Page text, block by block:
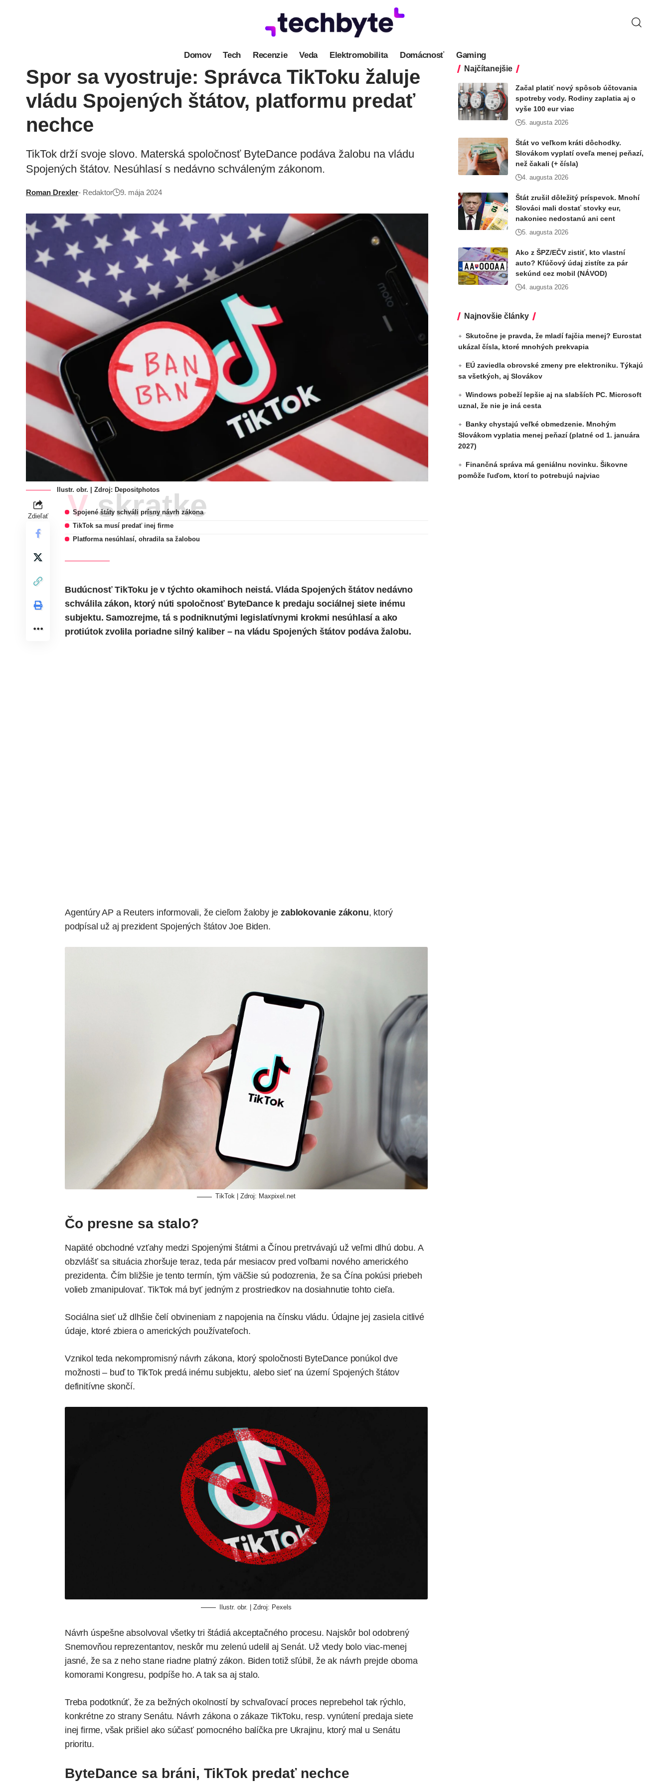
Domov Tech Recenzie Veda Elektromobilita Domácnosť Gaming
Spor sa vyostruje: Správca TikToku žaluje
vládu Spojených štátov, platformu predať
nechce
TikTok drží svoje slovo. Materská spoločnosť ByteDance podáva žalobu na vládu
Spojených štátov. Nesúhlasí s nedávno schváleným zákonom.
Roman Drexler- Redaktor 9. mája 2024
Ilustr. obr. | Zdroj: Depositphotos
Zdieľať V skratke
Spojené štáty schváli prísny návrh zákona
TikTok sa musí predať inej firme
Platforma nesúhlasí, ohradila sa žalobou
Budúcnosť TikToku je v týchto okamihoch neistá. Vláda Spojených štátov nedávno
schválila zákon, ktorý núti spoločnosť ByteDance k predaju sociálnej siete inému
subjektu. Samozrejme, tá s podniknutými legislatívnymi krokmi nesúhlasí a ako
protiútok zvolila poriadne silný kaliber – na vládu Spojených štátov podáva žalobu.
Agentúry AP a Reuters informovali, že cieľom žaloby jezablokovanie zákonu, ktorý
podpísal už aj prezident Spojených štátov Joe Biden.
TikTok | Zdroj: Maxpixel.net
Čo presne sa stalo?
Napäté obchodné vzťahy medzi Spojenými štátmi a Čínou pretrvávajú už veľmi dlhú dobu. A
obzvlášť sa situácia zhoršuje teraz, teda pár mesiacov pred voľbami nového amerického
prezidenta. Čím bližšie je tento termín, tým väčšie sú podozrenia, že sa Čína pokúsi priebeh
volieb zmanipulovať. TikTok má byť jedným z prostriedkov na dosiahnutie tohto cieľa.
Sociálna sieť už dlhšie čelí obvineniam z napojenia na čínsku vládu. Údajne jej zasiela citlivé
údaje, ktoré zbiera o amerických používateľoch.
Vznikol teda nekompromisný návrh zákona, ktorý spoločnosti ByteDance ponúkol dve
možnosti – buď to TikTok predá inému subjektu, alebo sieť na území Spojených štátov
definitívne skončí.
Ilustr. obr. | Zdroj: Pexels
Návrh úspešne absolvoval všetky tri štádiá akceptačného procesu. Najskôr bol odobrený
Snemovňou reprezentantov, neskôr mu zelenú udelil aj Senát. Už vtedy bolo viac-menej
jasné, že sa z neho stane riadne platný zákon. Biden totiž sľúbil, že ak návrh prejde oboma
komorami Kongresu, podpíše ho.A tak sa aj stalo.
Treba podotknúť, že za bežných okolností by schvaľovací proces neprebehol tak rýchlo,
konkrétne zo strany Senátu. Návrh zákona o zákaze TikToku, resp. vynútení predaja siete
inej firme, však prišiel ako súčasť pomocného balíčka pre Ukrajinu, ktorý mal u Senátu
prioritu.
ByteDance sa bráni, TikTok predať nechce
Najčítanejšie
Začal platiť nový spôsob účtovania
spotreby vody. Rodiny zaplatia aj o
vyše 100 eur viac
5. augusta 2026
Štát vo veľkom kráti dôchodky.
Slovákom vyplatí oveľa menej peňazí,
než čakali (+ čísla)
4. augusta 2026
Štát zrušil dôležitý príspevok. Mnohí
Slováci mali dostať stovky eur,
nakoniec nedostanú ani cent
5. augusta 2026
Ako z ŠPZ/EČV zistiť, kto vlastní
auto? Kľúčový údaj zistíte za pár
sekúnd cez mobil (NÁVOD)
4. augusta 2026
Najnovšie články
Skutočne je pravda, že mladí fajčia menej? Eurostat
ukázal čísla, ktoré mnohých prekvapia
EÚ zaviedla obrovské zmeny pre elektroniku. Týkajú
sa všetkých, aj Slovákov
Windows pobeží lepšie aj na slabších PC. Microsoft
uznal, že nie je iná cesta
Banky chystajú veľké obmedzenie. Mnohým
Slovákom vyplatia menej peňazí (platné od 1. januára
2027)
Finančná správa má geniálnu novinku. Šikovne
pomôže ľuďom, ktorí to potrebujú najviac